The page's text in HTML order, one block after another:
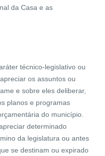
da Casa e as
técnico-legislativo ou
os assuntos ou
e sobre eles deliberar,
planos e programas
do município.
determinado
da legislatura ou antes
se destinam ou expirado